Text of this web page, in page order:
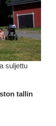
suljettu
tallin